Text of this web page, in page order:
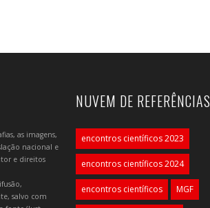
as imagens,
nacional e
e direitos
salvo com
NUVEM DE REFERÊNCIAS
encontros científicos 2023
encontros científicos 2024
encontros científicos MGF